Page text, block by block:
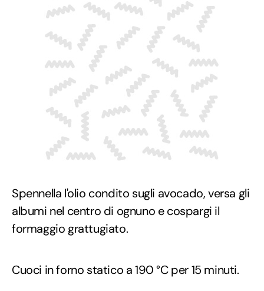
Spennella l'olio condito sugli avocado, versa gli
albumi nel centro di ognuno e cospargi il
formaggio grattugiato.
Cuoci in forno statico a 190 °C per 15 minuti.